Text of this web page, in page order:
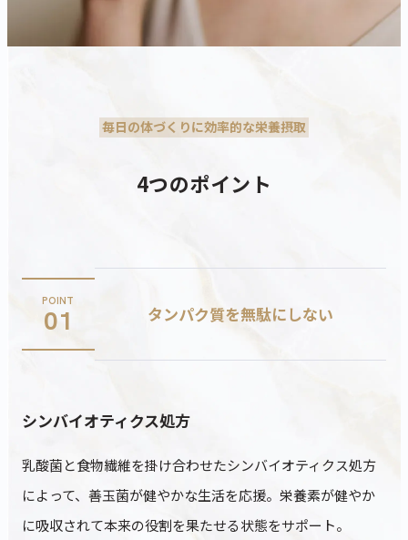
毎日の体づくりに効率的な栄養摂取
4つのポイント
POINT
01 タンパク質を無駄にしない
シンバイオティクス処方
乳酸菌と食物繊維を掛け合わせたシンバイオティクス処方
によって、善玉菌が健やかな生活を応援。栄養素が健やか
に吸収されて本来の役割を果たせる状態をサポート。